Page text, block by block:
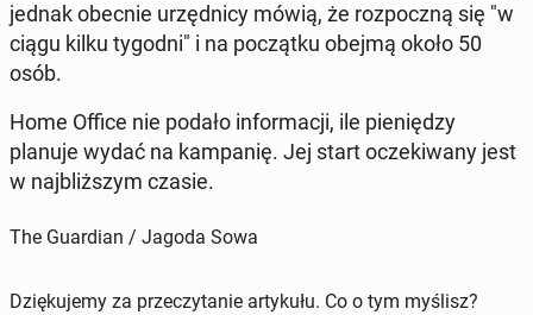
jednak obecnie urzęd­ni­cy mówią, że roz­pocz­ną się "w
ciągu kilku tygodni" i na po­cząt­ku obejmą około 50
osób.
Home Office nie podało in­for­ma­cji, ile pie­nię­dzy
planuje wydać na kam­pa­nię. Jej start ocze­ki­wa­ny jest
w naj­bliż­szym czasie.
The Guardian / Jagoda Sowa
Dziękujemy za przeczytanie artykułu. Co o tym myślisz?